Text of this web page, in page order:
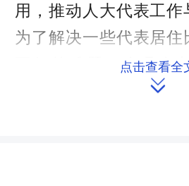
用，推动人大代表工作
为了解决一些代表居
不便的难题，全县在
会）建立了代表工作站
点击查看全
